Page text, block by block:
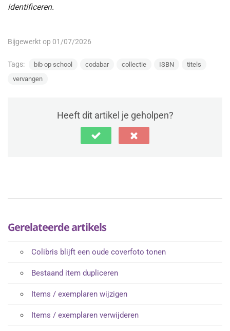
identificeren.
Bijgewerkt op 01/07/2026
Tags: bib op school codabar collectie ISBN
titels
vervangen
Heeft dit artikel je geholpen?
Gerelateerde artikels
Colibris blijft een oude coverfoto tonen
Bestaand item dupliceren
Items / exemplaren wijzigen
Items / exemplaren verwijderen